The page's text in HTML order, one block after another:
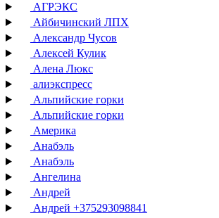
АГРЭКС
Айбичинский ЛПХ
Александр Чусов
Алексей Кулик
Алена Люкс
алиэкспресс
Альпийские горки
Альпийские горки
Америка
Анабэль
Анабэль
Ангелина
Андрей
Андрей +375293098841